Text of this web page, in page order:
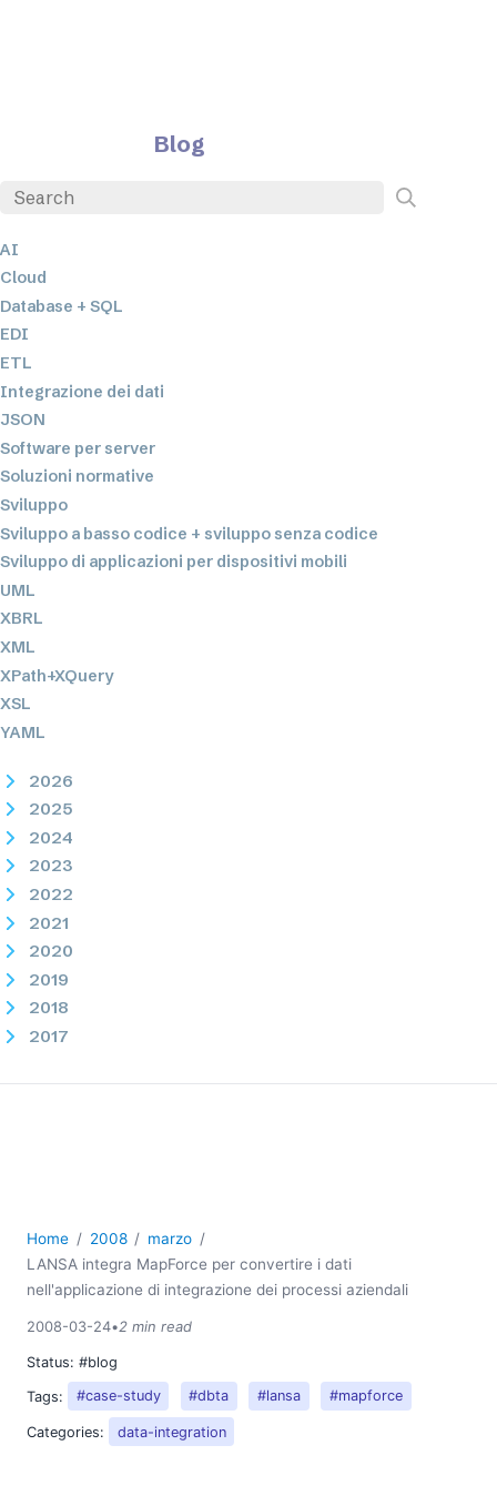
Blog
AI
Cloud
Database + SQL
EDI
ETL
Integrazione dei dati
JSON
Software per server
Soluzioni normative
Sviluppo
Sviluppo a basso codice + sviluppo senza codice
Sviluppo di applicazioni per dispositivi mobili
UML
XBRL
XML
XPath+XQuery
XSL
YAML
2026
2025
2024
2023
2022
2021
2020
2019
2018
2017
2010
2009
2008
03
LANSA integra MapForce per convertire i dati
nell'applicazione di integrazione dei processi aziendali
Utilizzo dei font TrueType per la generazione di file
PDF con StyleVision
Home 2008
marzo
LANSA integra MapForce per convertire i dati
nell'applicazione di integrazione dei processi aziendali
2008-03-24•2 min read
Status: #blog
Tags:
#case-study #dbta #lansa #mapforce
Categories: data-integration